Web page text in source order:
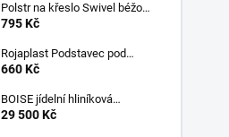
Polstr na křeslo Swivel béžový
melír
795 Kč
Rojaplast Podstavec pod
slunečník 22kg
660 Kč
BOISE jídelní hliníková
souprava CAPPUCCINO
29 500 Kč